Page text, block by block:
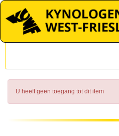
U heeft geen toegang tot dit item